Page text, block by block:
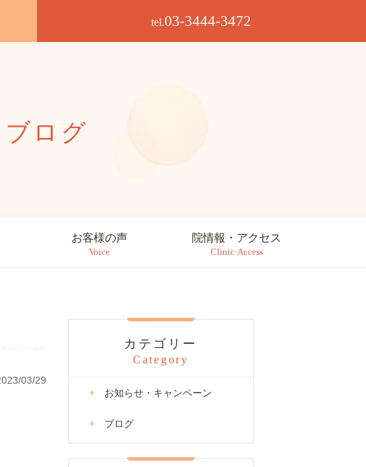
tel.03-3444-3472
ブログ
お客様の声
Voice
院情報・アクセス
Clinic·Access
03/29
カテゴリー
Category
お知らせ・キャンペーン
ブログ